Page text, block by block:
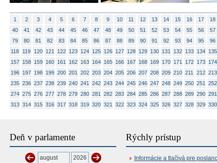
1 2 3 4 5 6 7 8 9 10 11 12 13 14 15 16 17
18
40
41 42 43 44 45 46 47 48 49 50 51 52 53 54 55 56
57
79
80 81 82 83 84 85 86 87 88 89 90 91 92 93 94 95
96
118
119 120 121 122 123 124 125 126 127 128 129 130 131 132 133 134
135
157
158 159 160 161 162 163 164 165 166 167 168 169 170 171 172 173
174
196
197 198 199 200 201 202 203 204 205 206 207 208 209 210 211 212 213
235 236 237 238 239 240 241 242 243 244 245 246 247 248 249 250 251
252
274 275 276 277 278 279 280 281 282 283 284 285 286 287 288 289 290 291
313 314 315 316 317 318 319 320 321 322 323 324 325 326 327 328 329 330
Deň v parlamente Rýchly prístup
Informácie a tlačivá pre